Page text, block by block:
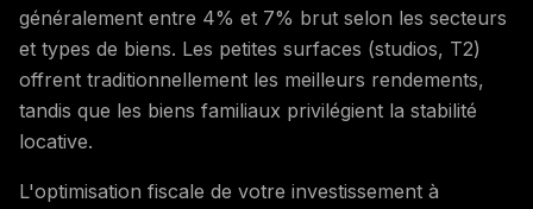
généralement entre 4% et 7% brut selon les secteurs
et types de biens. Les petites surfaces (studios, T2)
offrent traditionnellement les meilleurs rendements,
tandis que les biens familiaux privilégient la stabilité
locative.
L'optimisation fiscale de votre investissement à